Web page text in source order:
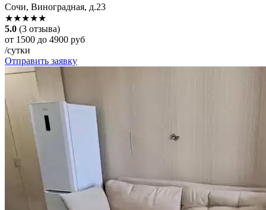
Сочи, Виноградная, д.23
★★★★★
5.0 (3 отзыва)
от 1500 до 4900 руб
/сутки
Отправить заявку